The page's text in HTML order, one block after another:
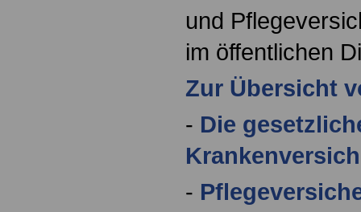
und
im öffentlichen
Zur Übersicht
- Die
-